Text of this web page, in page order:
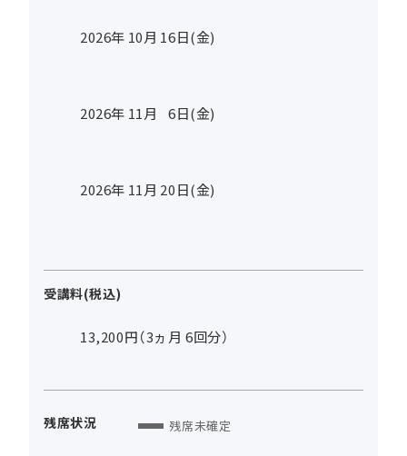
2026年 10月 16日(金)
2026年 11月 6日(金)
2026年 11月 20日(金)
受講料(税込)
13,200円（3ヵ月 6回分）
残席状況 残席未確定